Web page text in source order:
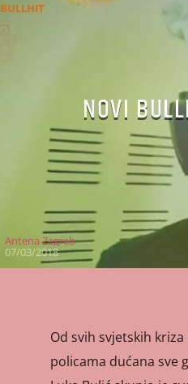
BULLHIT
NOVI
Antena Zagreb
07/03/2018
Od svih svjetskih
policama dućana sve